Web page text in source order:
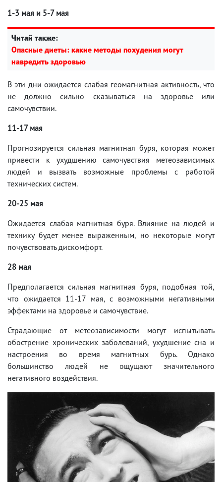
1-3 мая и 5-7 мая
Читай также:
Опасные диеты: какие методы похудения могут
навредить здоровью
В эти дни ожидается слабая геомагнитная активность, что
не должно сильно сказываться на здоровье или
самочувствии.
11-17 мая
Прогнозируется сильная магнитная буря, которая может
привести к ухудшению самочувствия метеозависимых
людей и вызвать возможные проблемы с работой
технических систем.
20-25 мая
Ожидается слабая магнитная буря. Влияние на людей и
технику будет менее выраженным, но некоторые могут
почувствовать дискомфорт.
28 мая
Предполагается сильная магнитная буря, подобная той,
что ожидается 11-17 мая, с возможными негативными
эффектами на здоровье и самочувствие.
Страдающие от метеозависимости могут испытывать
обострение хронических заболеваний, ухудшение сна и
настроения во время магнитных бурь. Однако
большинство людей не ощущают значительного
негативного воздействия.